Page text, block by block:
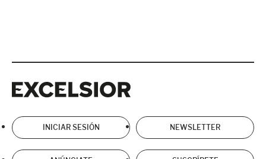
INICIAR SESIÓN NEWSLETTER